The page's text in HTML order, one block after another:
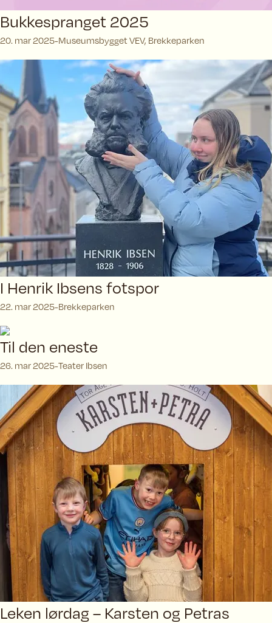
Bukkespranget 2025
20. mar 2025 Museumsbygget VEV, Brekkeparken
I Henrik Ibsens fotspor
22. mar 2025 Brekkeparken
Til den eneste
26. mar 2025 Teater Ibsen
Leken lørdag – Karsten og Petras